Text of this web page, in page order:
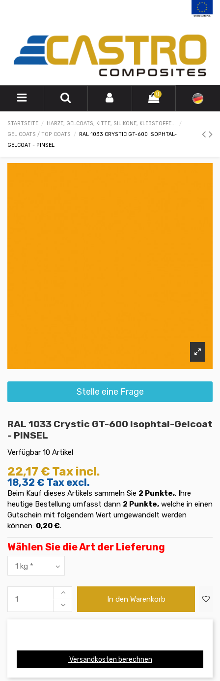
0
STARTSEITE
HARZE, GELCOATS, KITTE, SILIKONE, KLEBSTOFFE...
GEL COATS / TOP COATS
RAL 1033 CRYSTIC GT-600 ISOPHTAL-
GELCOAT - PINSEL
Stelle eine Frage
RAL 1033 Crystic GT-600 Isophtal-Gelcoat
- PINSEL
Verfügbar 10 Artikel
22,17 € Tax incl.
18,32 € Tax excl.
Beim Kauf dieses Artikels sammeln Sie 2 Punkte,. Ihre
heutige Bestellung umfasst dann 2 Punkte, welche in einen
Gutschein mit folgendem Wert umgewandelt werden
können: 0,20 €.
Wählen Sie die Art der Lieferung
In den Warenkorb
Versandkosten berechnen